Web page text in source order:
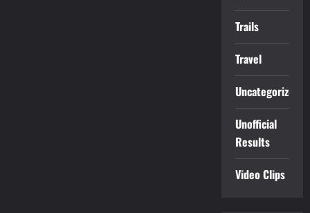
Trails
Travel
Uncategorized
Unofficial
Results
Video Clips